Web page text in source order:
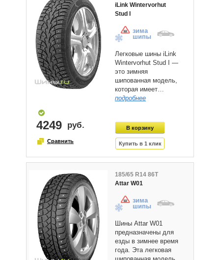
iLink Wintervorhut
Stud I
зима
шипы
Легковые шины iLink
Wintervorhut Stud I —
это зимняя
шипованная модель,
которая имеет…
подробнее
4249
185/65 R14 86T
Attar W01
зима
шипы
Шины Attar W01
предназначены для
езды в зимнее время
года. Эта легковая